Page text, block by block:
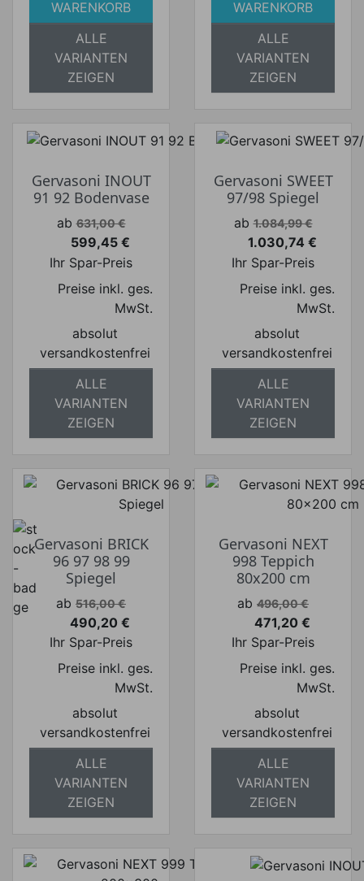
WARENKORB
ALLE
VARIANTEN
ZEIGEN
WARENKORB
ALLE
VARIANTEN
ZEIGEN
Gervasoni INOUT
91 92 Bodenvase
Verkaufspreis
ab 631,00 €
Preis
599,45 €
Ihr Spar-Preis
Preise inkl. ges.
MwSt.
absolut
versandkostenfrei
ALLE
VARIANTEN
ZEIGEN
Gervasoni SWEET
97/98 Spiegel
Verkaufspreis
ab 1.084,99 €
Preis
1.030,74 €
Ihr Spar-Preis
Preise inkl. ges.
MwSt.
absolut
versandkostenfrei
ALLE
VARIANTEN
ZEIGEN
Gervasoni BRICK
96 97 98 99
Spiegel
Verkaufspreis
ab 516,00 €
Preis
490,20 €
Ihr Spar-Preis
Preise inkl. ges.
MwSt.
absolut
versandkostenfrei
ALLE
VARIANTEN
ZEIGEN
Gervasoni NEXT
998 Teppich
80x200 cm
Verkaufspreis
ab 496,00 €
Preis
471,20 €
Ihr Spar-Preis
Preise inkl. ges.
MwSt.
absolut
versandkostenfrei
ALLE
VARIANTEN
ZEIGEN